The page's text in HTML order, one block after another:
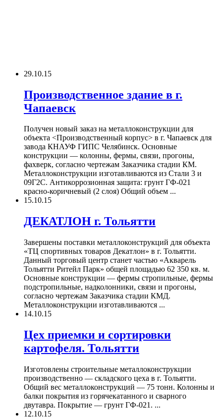
29.10.15
Производственное здание в г.
Чапаевск
Получен новый заказ на металлоконструкции для
объекта <Производственный корпус> в г. Чапаевск для
завода КНАУФ ГИПС Челябинск. Основные
конструкции — колонны, фермы, связи, прогоны,
фахверк, согласно чертежам Заказчика стадии КМ.
Металлоконструкции изготавливаются из Стали 3 и
09Г2С. Антикоррозионная защита: грунт ГФ-021
красно-коричневый (2 слоя) Общий объем ...
15.10.15
ДЕКАТЛОН г. Тольятти
Завершены поставки металлоконструкций для объекта
«ТЦ спортивных товаров Декатлон» в г. Тольятти.
Данный торговый центр станет частью «Акварель
Тольятти Ритейл Парк» общей площадью 62 350 кв. м.
Основные конструкции — фермы стропильные, фермы
подстропильные, надколонники, связи и прогоны,
согласно чертежам Заказчика стадии КМД.
Металлоконструкции изготавливаются ...
14.10.15
Цех приемки и сортировки
картофеля. Тольятти
Изготовлены строительные металлоконструкции
производственно — складского цеха в г. Тольятти.
Общий вес металлоконструкций — 75 тонн. Колонны и
балки покрытия из горячекатанного и сварного
двутавра. Покрытие — грунт ГФ-021. ...
12.10.15